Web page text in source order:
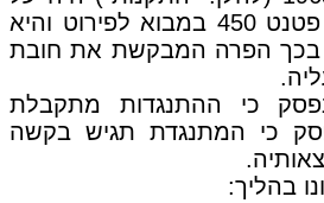
המבקשת לציין את פטנט 450 במבוא לפירוט והיא
בכך הפרה המבקשת את חובת
כי ההתנגדות מתקבלת
כי המתנגדת תגיש בקשה
בהליך: